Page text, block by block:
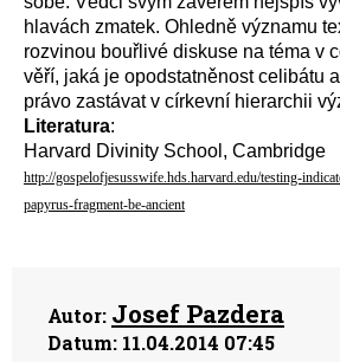
hlavách zmatek. Ohledně významu
rozvinou bouřlivé diskuse na téma v
věří, jaká je opodstatněnost celibátu
právo zastávat v církevní hierarchii
Literatura:
Harvard Divinity School, Cambridge
http://gospelofjesusswife.hds.harvard.edu/testing-
papyrus-fragment-be-ancient
Autor: Josef Pazdera
Datum: 11.04.2014 07:45